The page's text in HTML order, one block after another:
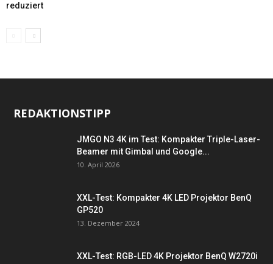
reduziert
REDAKTIONSTIPP
JMGO N3 4K im Test: Kompakter Triple-Laser-
Beamer mit Gimbal und Google...
10. April 2026
XXL-Test: Kompakter 4K LED Projektor BenQ
GP520
13. Dezember 2024
XXL-Test: RGB-LED 4K Projektor BenQ W2720i